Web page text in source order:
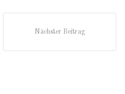
Nächster Beitrag